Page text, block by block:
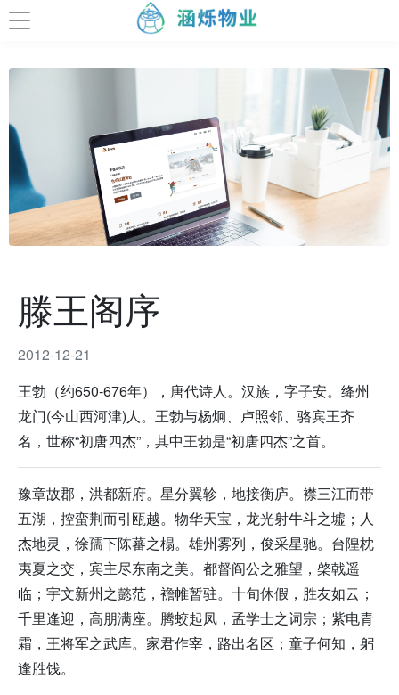
滕王阁序
2012-12-21
王勃（约650-676年），唐代诗人。汉族，字子安。绛州
龙门(今山西河津)人。王勃与杨炯、卢照邻、骆宾王齐
名，世称“初唐四杰”，其中王勃是“初唐四杰”之首。
豫章故郡，洪都新府。星分翼轸，地接衡庐。襟三江而带
五湖，控蛮荆而引瓯越。物华天宝，龙光射牛斗之墟；人
杰地灵，徐孺下陈蕃之榻。雄州雾列，俊采星驰。台隍枕
夷夏之交，宾主尽东南之美。都督阎公之雅望，棨戟遥
临；宇文新州之懿范，襜帷暂驻。十旬休假，胜友如云；
千里逢迎，高朋满座。腾蛟起凤，孟学士之词宗；紫电青
霜，王将军之武库。家君作宰，路出名区；童子何知，躬
逢胜饯。